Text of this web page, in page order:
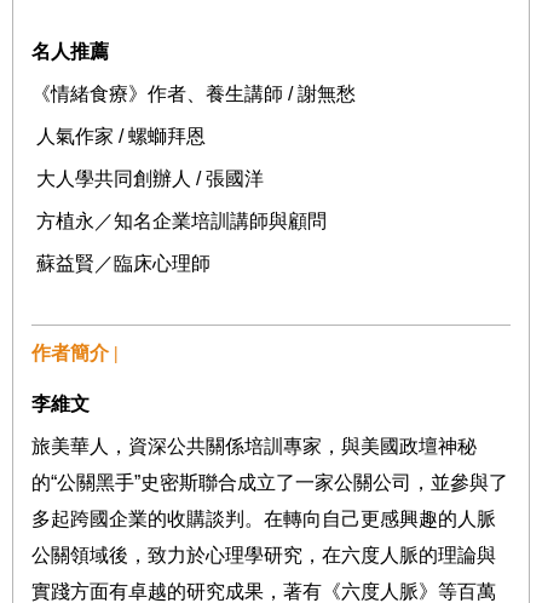
名人推薦
《情緒食療》作者、養生講師 /謝無愁
人氣作家 /螺螄拜恩
大人學共同創辦人 /張國洋
方植永／知名企業培訓講師與顧問
蘇益賢／臨床心理師
作者簡介 |
李維文
旅美華人，資深公共關係培訓專家，與美國政壇神秘
的“公關黑手”史密斯聯合成立了一家公關公司，並參與了
多起跨國企業的收購談判。在轉向自己更感興趣的人脈
公關領域後，致力於心理學研究，在六度人脈的理論與
實踐方面有卓越的研究成果，著有《六度人脈》等百萬